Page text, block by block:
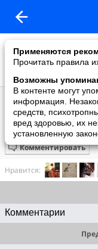
Применяются
Прочитать правила
Возможны
В контенте могут
информация.
средств,
вред здоровью, их
установленную
Супер топ
добавил видео
15 июня
Гитарист Чон Сон Хо
Комментировать
Нравится:
Комментарии